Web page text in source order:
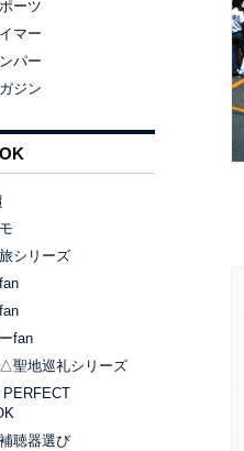
ーツ
マー
パー
ジン
シリーズ
fan
聖地巡礼シリーズ
聴器選び